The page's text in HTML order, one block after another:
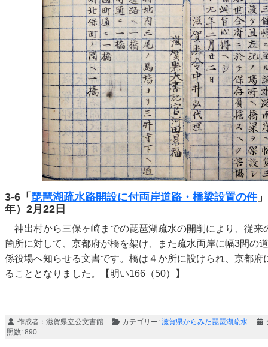
3-6「 琵琶湖疏水路開設に付両岸道路・橋梁設置の件
年）2月22日
神出村から三保ヶ崎までの琵琶湖疏水の開削により、従来
箇所に対して、京都府が橋を架け、また疏水両岸に幅3間の
係役場へ知らせる文書です。橋は４か所に設けられ、京都府
ることとなりました。【明い166（50）】
作成者： 滋賀県立公文書館 カテゴリー: 滋賀県からみた琵琶湖疏水
照数: 890